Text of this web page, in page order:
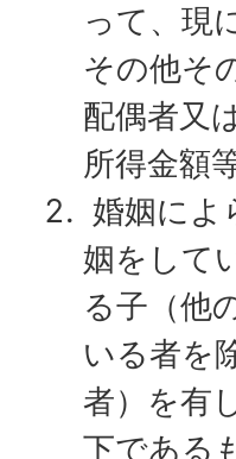
って、現
その他そ
配偶者又
所得金額
婚姻によ
姻をして
る子（他
いる者を
者）を有
下である